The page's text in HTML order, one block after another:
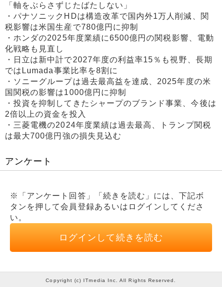
「軸をぶらさずじたばたしない」
・パナソニックHDは構造改革で国内外1万人削減、関
税影響は米国生産で780億円に抑制
・ホンダの2025年度業績に6500億円の関税影響、電動
化戦略も見直し
・日立は新中計で2027年度の利益率15％も視野、長期
ではLumada事業比率を8割に
・ソニーグループは過去最高益を達成、2025年度の米
国関税の影響は1000億円に抑制
・投資を抑制してきたシャープのブランド事業、今後は
2倍以上の資金を投入
・三菱電機の2024年度業績は過去最高、トランプ関税
は最大700億円強の損失見込む
アンケート
※「アンケート回答」「続きを読む」には、下記ボ
タンを押して会員登録あるいはログインしてくださ
い。
ログインして続きを読む
Copyright (c) ITmedia Inc. All Rights Reserved.